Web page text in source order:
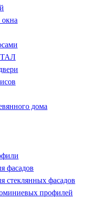
дома
фасадов
фасадов
профилей